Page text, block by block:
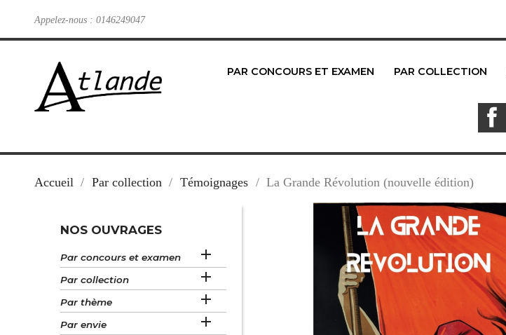
Appelez-nous : 0146249047
PAR CONCOURS ET EXAMEN PAR COLLECTION
Accueil Par collection Témoignages La Grande Révolution (nouvelle édition)
NOS OUVRAGES
Par concours et examen 
Par collection 
Par thème 
Par envie 